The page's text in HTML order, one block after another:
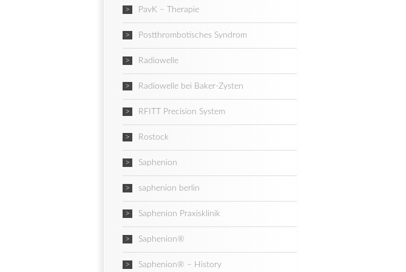
PavK – Therapie
Postthrombotisches Syndrom
Radiowelle
Radiowelle bei Baker-Zysten
RFITT Precision System
Rostock
Saphenion
saphenion berlin
Saphenion Praxisklinik
Saphenion®
Saphenion® – History